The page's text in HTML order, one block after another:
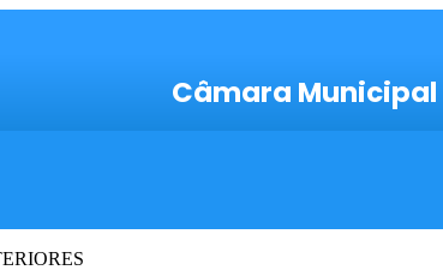
Câmara